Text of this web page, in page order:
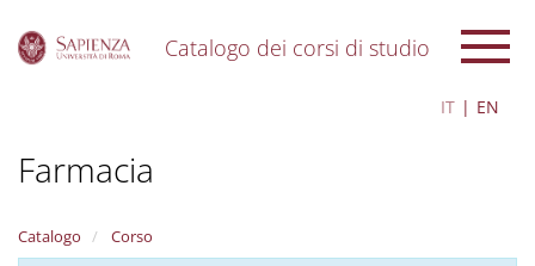
Catalogo dei corsi di studio
IT EN
Farmacia
Catalogo Corso